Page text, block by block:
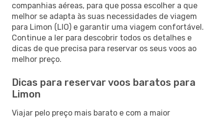
companhias aéreas, para que possa escolher a que
melhor se adapta às suas necessidades de viagem
para Limon (LIO) e garantir uma viagem confortável.
Continue a ler para descobrir todos os detalhes e
dicas de que precisa para reservar os seus voos ao
melhor preço.
Dicas para reservar voos baratos para
Limon
Viajar pelo preço mais barato e com a maior